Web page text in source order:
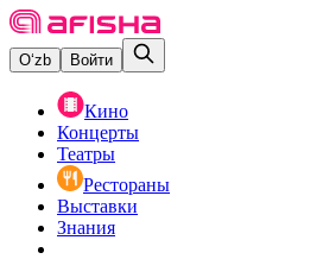
O‘zb Войти
Кино
Концерты
Театры
Рестораны
Выставки
Знания